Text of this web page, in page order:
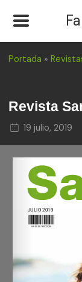
Portada »
Revista
19 julio, 2019